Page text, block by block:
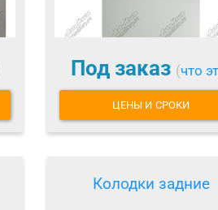
Под заказ (что
ЦЕНЫ И СРОКИ
Колодки задние